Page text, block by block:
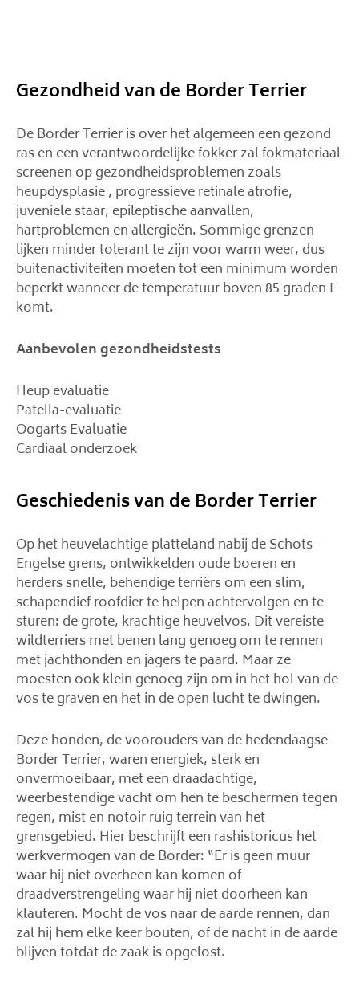
Gezondheid van de Border Terrier
De Border Terrier is over het algemeen een gezond
ras en een verantwoordelijke fokker zal fokmateriaal
screenen op gezondheidsproblemen zoals
heupdysplasie , progressieve retinale atrofie,
juveniele staar, epileptische aanvallen,
hartproblemen en allergieën. Sommige grenzen
lijken minder tolerant te zijn voor warm weer, dus
buitenactiviteiten moeten tot een minimum worden
beperkt wanneer de temperatuur boven 85 graden F
komt.
Aanbevolen gezondheidstests
Heup evaluatie
Patella-evaluatie
Oogarts Evaluatie
Cardiaal onderzoek
Geschiedenis van de Border Terrier
Op het heuvelachtige platteland nabij de Schots-
Engelse grens, ontwikkelden oude boeren en
herders snelle, behendige terriërs om een ​​slim,
schapendief roofdier te helpen achtervolgen en te
sturen: de grote, krachtige heuvelvos. Dit vereiste
wildterriers met benen lang genoeg om te rennen
met jachthonden en jagers te paard. Maar ze
moesten ook klein genoeg zijn om in het hol van de
vos te graven en het in de open lucht te dwingen.
Deze honden, de voorouders van de hedendaagse
Border Terrier, waren energiek, sterk en
onvermoeibaar, met een draadachtige,
weerbestendige vacht om hen te beschermen tegen
regen, mist en notoir ruig terrein van het
grensgebied. Hier beschrijft een rashistoricus het
werkvermogen van de Border: “Er is geen muur
waar hij niet overheen kan komen of
draadverstrengeling waar hij niet doorheen kan
klauteren. Mocht de vos naar de aarde rennen, dan
zal hij hem elke keer bouten, of de nacht in de aarde
blijven totdat de zaak is opgelost.